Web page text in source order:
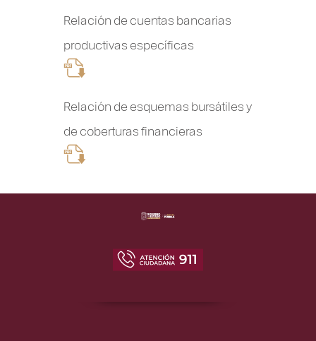
Relación de cuentas bancarias
productivas específicas
Relación de esquemas bursátiles y
de coberturas financieras